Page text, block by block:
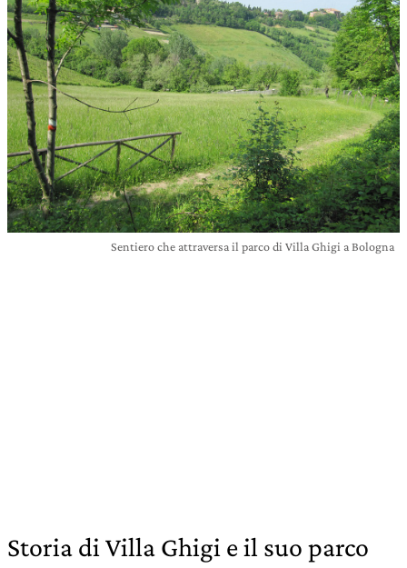
Sentiero che attraversa il parco di Villa Ghigi a Bologna
Storia di Villa Ghigi e il suo parco